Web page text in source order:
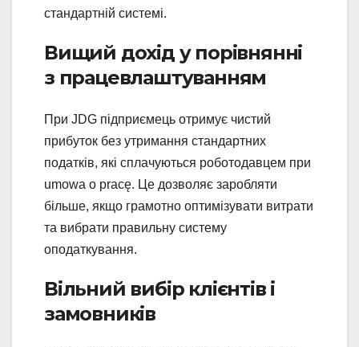
стандартній системі.
Вищий дохід у порівнянні
з працевлаштуванням
При JDG підприємець отримує чистий
прибуток без утримання стандартних
податків, які сплачуються роботодавцем при
umowa o pracę. Це дозволяє заробляти
більше, якщо грамотно оптимізувати витрати
та вибрати правильну систему
оподаткування.
Вільний вибір клієнтів і
замовників